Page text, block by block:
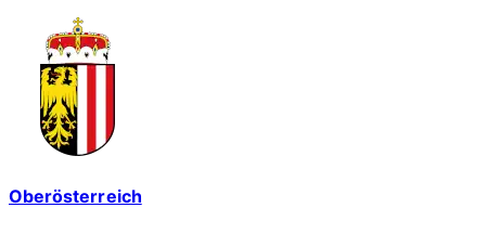
Oberösterreich